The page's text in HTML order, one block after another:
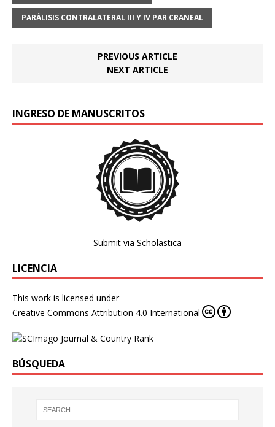
PARÁLISIS CONTRALATERAL III Y IV PAR CRANEAL
PREVIOUS ARTICLE
NEXT ARTICLE
INGRESO DE MANUSCRITOS
Submit via Scholastica
LICENCIA
This work is licensed under
Creative Commons Attribution 4.0 International
BÚSQUEDA